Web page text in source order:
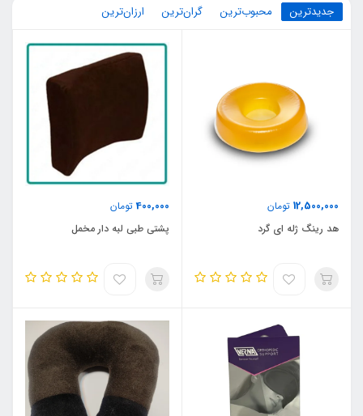
جدیدترین محبوب‌ترین گران‌ترین ارزان‌ترین
12,500,000 تومان
هد رینگ ژله ای گرد
400,000تومان
پشتی طبی لبه دار مخمل